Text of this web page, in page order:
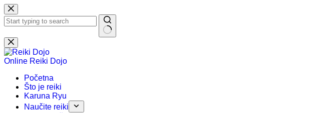
Preskoči
na
sadržaj
Nema
rezultata.
Online Reiki Dojo
Početna
Što je reiki
Karuna Ryu
Naučite reiki